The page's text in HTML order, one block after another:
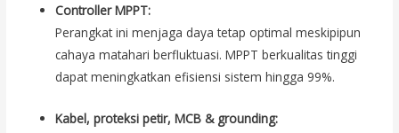
Controller MPPT:
Perangkat ini menjaga daya tetap optimal meskipipun
cahaya matahari berfluktuasi. MPPT berkualitas tinggi
dapat meningkatkan efisiensi sistem hingga 99%.
Kabel, proteksi petir, MCB & grounding: